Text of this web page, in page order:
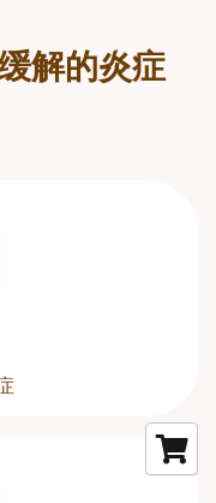
解的炎症